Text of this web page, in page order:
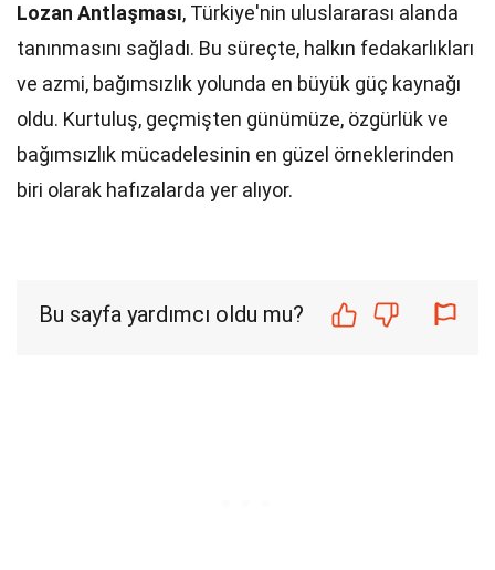
Lozan Antlaşması, Türkiye'nin uluslararası alanda
tanınmasını sağladı. Bu süreçte, halkın fedakarlıkları
ve azmi, bağımsızlık yolunda en büyük güç kaynağı
oldu. Kurtuluş, geçmişten günümüze, özgürlük ve
bağımsızlık mücadelesinin en güzel örneklerinden
biri olarak hafızalarda yer alıyor.
Bu sayfa yardımcı oldu mu?